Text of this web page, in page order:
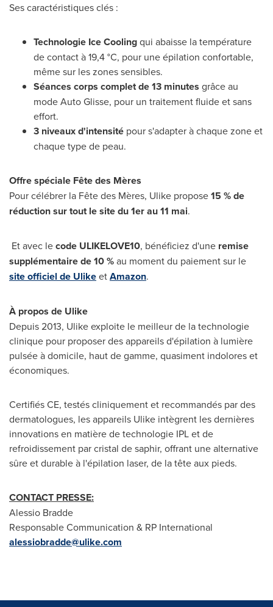
Ses caractéristiques clés :
Technologie Ice Coolingqui abaisse la température
de contact à 19,4 °C, pour une épilation confortable,
même sur les zones sensibles.
Séances corps complet de 13 minutes grâce au
mode Auto Glisse, pour un traitement fluide et sans
effort.
3 niveaux d'intensité pour s'adapter à chaque zone et
chaque type de peau.
Offre spéciale Fête des Mères
Pour célébrer la Fête des Mères, Ulike propose15 % de
réduction sur tout le site du 1er au 11 mai.
Et avec lecode ULIKELOVE10, bénéficiez d'une remise
supplémentaire de10 %au moment du paiement sur le
site officiel de UlikeetAmazon.
À propos de Ulike
Depuis 2013, Ulike exploite le meilleur de la technologie
clinique pour proposer des appareils d'épilation à lumière
pulsée à domicile, haut de gamme, quasiment indolores et
économiques.
Certifiés CE, testés cliniquement et recommandés par des
dermatologues, les appareils Ulike intègrent les dernières
innovations en matière de technologie IPL et de
refroidissement par cristal de saphir, offrant une alternative
sûre et durable à l'épilation laser, de la tête aux pieds.
CONTACT PRESSE:
Alessio Bradde
Responsable Communication & RP International
alessiobradde@ulike.com